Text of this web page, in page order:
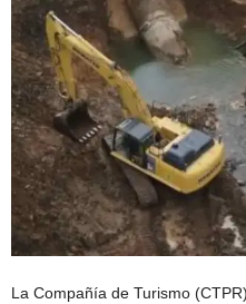
La Compañía de Turismo